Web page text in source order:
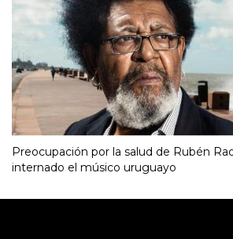
Preocupación por la salud de Rubén
internado el músico uruguayo